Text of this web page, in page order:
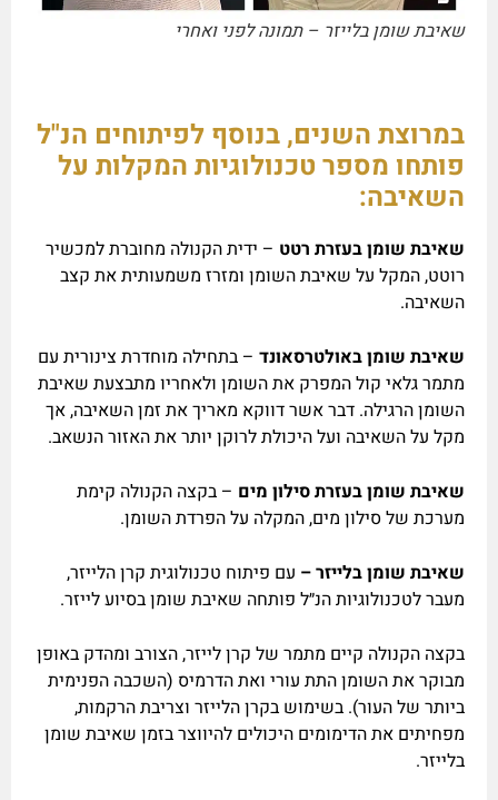
שאיבת שומן בלייזר – תמונה לפני ואחרי
במרוצת השנים, בנוסף לפיתוחים הנ"ל
פותחו מספר טכנולוגיות המקלות על
השאיבה:
שאיבת שומן בעזרת רטט – ידית הקנולה מחוברת למכשיר
רוטט, המקל על שאיבת השומן ומזרז משמעותית את קצב
השאיבה.
שאיבת שומן באולטרסאונד – בתחילה מוחדרת צינורית עם
מתמר גלאי קול המפרק את השומן ולאחריו מתבצעת שאיבת
השומן הרגילה. דבר אשר דווקא מאריך את זמן השאיבה, אך
מקל על השאיבה ועל היכולת לרוקן יותר את האזור הנשאב.
שאיבת שומן בעזרת סילון מים – בקצה הקנולה קימת
מערכת של סילון מים, המקלה על הפרדת השומן.
שאיבת שומן בלייזר – עם פיתוח טכנולוגית קרן הלייזר,
מעבר לטכנולוגיות הנ״ל פותחה שאיבת שומן בסיוע לייזר.
בקצה הקנולה קיים מתמר של קרן לייזר, הצורב ומהדק באופן
מבוקר את השומן התת עורי ואת הדרמיס (השכבה הפנימית
ביותר של העור). בשימוש בקרן הלייזר וצריבת הרקמות,
מפחיתים את הדימומים היכולים להיווצר בזמן שאיבת שומן
בלייזר.